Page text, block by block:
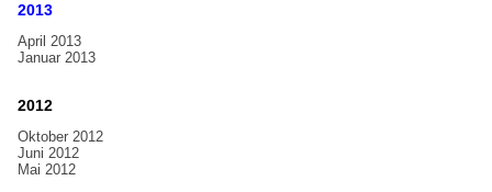
Aktuelles
2013
April 2013
Januar 2013
2012
Oktober 2012
Juni 2012
Mai 2012